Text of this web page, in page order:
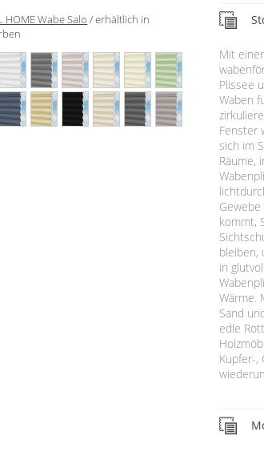
HOME Wabe Salo / erhältlich in
Mit
Plissee
Waben
Fenster
sich im
Räume,
kommt,
bleiben,
in
Wärme.
Sand
edle
Kupfer-,